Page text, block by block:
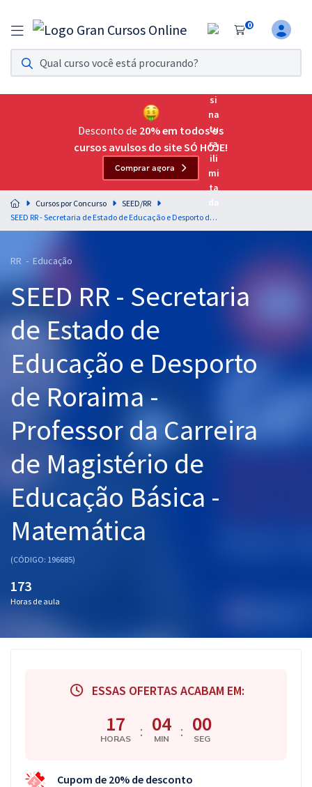
0
Assinatura Ilimitada 11
Acesso a todos os cursos. Teste grátis por 7 dias!
Assinatura OAB Até Passar
Acesso ilimitado a toda preparação para o Exame da
Residências Multiprofissionais
Preparação completa e intensiva para as principais
residências em saúde do Brasil
Cursos 20% OFF
Pós
Graduação
OAB
Mentorias
Questões grátis
Conteúdo gratuito
Aprovados
Desconto de 20% em todos os
cursos avulsos do site SÓ HOJE!
Comprar agora
Cursos por Concurso
SEED/RR
SEED RR - Secretaria de Estado de Educação e Desporto de Roraima - Professor da Carreira de Magistério de Educação Básica - Matemática
RR - Educação
SEED RR - Secretaria
de Estado de
Educação e Desporto
de Roraima -
Professor da Carreira
de Magistério de
Educação Básica -
Matemática
(CÓDIGO: 196685)
173
Horas de aula
ESSAS OFERTAS ACABAM EM:
17
HORAS : 03
MIN : 59
SEG
Cupom de 20% de desconto